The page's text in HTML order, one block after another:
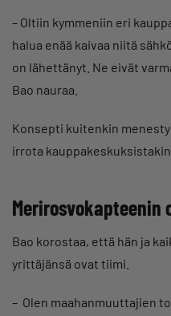
– Oltiin kymmeniin eri
halua enää kaivaa niitä
on lähettänyt. Ne eivät
Bao nauraa.
Konsepti kuitenkin
irrota kauppakeskuksistakin.
Merirosvokapteenin
Bao korostaa, että hän ja
yrittäjänsä ovat tiimi.
– Olen maahanmuuttajien